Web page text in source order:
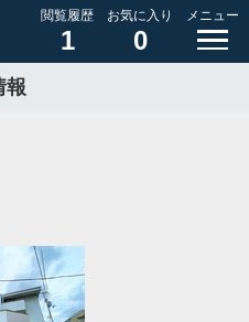
閲覧履歴
1
お気に入り
0
メニュー
報